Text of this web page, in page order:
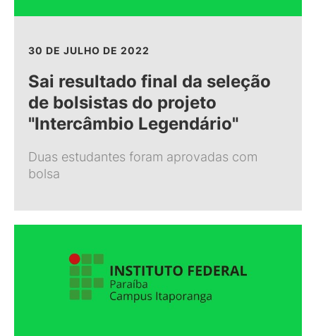
30 DE JULHO DE 2022
Sai resultado final da seleção
de bolsistas do projeto
"Intercâmbio Legendário"
Duas estudantes foram aprovadas com
bolsa